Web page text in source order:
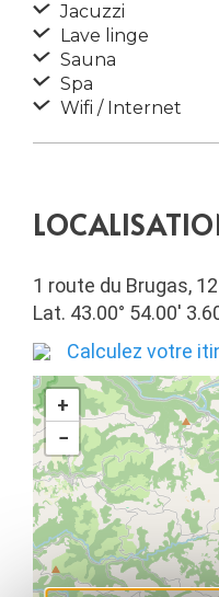
Jacuzzi
Lave linge
Sauna
Spa
Wifi / Internet
1 route du Brugas,
Lat. 43.00° 54.00′
Calculez votre
+
−